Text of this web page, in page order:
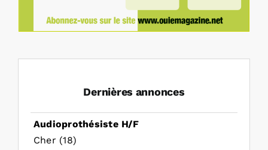
Dernières annonces
Audioprothésiste H/F
Cher (18)